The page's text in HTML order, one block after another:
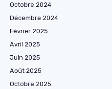
Octobre 2024
Décembre 2024
Février 2025
Avril 2025
Juin 2025
Août 2025
Octobre 2025